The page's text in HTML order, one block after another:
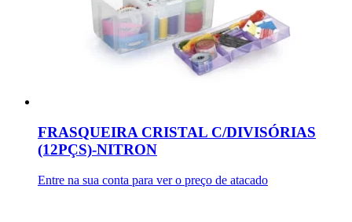
FRASQUEIRA CRISTAL C/DIVISÓRIAS
(12PÇS)-NITRON
Entre na sua conta para ver o preço de atacado